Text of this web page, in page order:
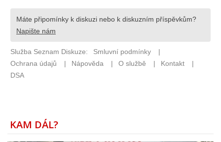
KAM DÁL?